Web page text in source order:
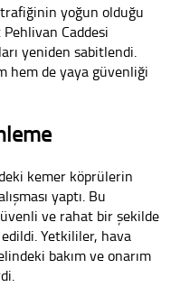
trafiğinin yoğun olduğu
Pehlivan Caddesi
yeniden sabitlendi.
hem de yaya güvenliği
kemer köprülerin
yaptı. Bu
ve rahat bir şekilde
Yetkililer, hava
bakım ve onarım